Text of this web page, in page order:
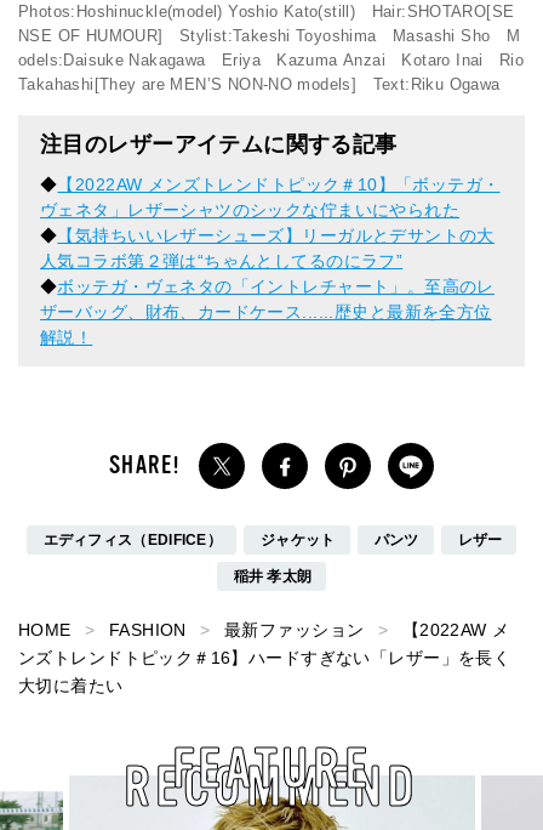
Photos:Hoshinuckle(model) Yoshio Kato(still) Hair:SHOTARO[SE
NSE OF HUMOUR] Stylist:Takeshi Toyoshima Masashi Sho M
odels:Daisuke Nakagawa Eriya Kazuma Anzai Kotaro Inai Rio
Takahashi[They are MEN’S NON-NO models] Text:Riku Ogawa
注目のレザーアイテムに関する記事
◆ 【2022AW メンズトレンドトピック＃10】「ボッテガ・
ヴェネタ」レザーシャツのシックな佇まいにやられた
◆ 【気持ちいいレザーシューズ】リーガルとデサントの大
人気コラボ第２弾は“ちゃんとしてるのにラフ”
◆ボッテガ・ヴェネタの「イントレチャート」。至高のレ
ザーバッグ、財布、カードケース......歴史と最新を全方位
解説！
エディフィス（EDIFICE） ジャケット パンツ レザー
稲井 孝太朗
HOME FASHION 最新ファッション
【2022AW メ
ンズトレンドトピック＃16】ハードすぎない「レザー」を長く
大切に着たい
RECOMMEND
FEATURE